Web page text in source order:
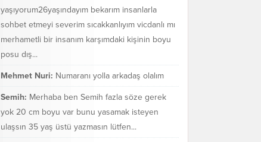
yaşıyorum26yaşındayım bekarım insanlarla
sohbet etmeyi severim sıcakkanlıyım vicdanlı mı
merhametli bir insanım karşımdaki kişinin boyu
posu dış...
Mehmet Nuri: Numaranı yolla arkadaş olalım
Semih: Merhaba ben Semih fazla söze gerek
yok 20 cm boyu var bunu yasamak isteyen
ulaşsın 35 yaş üstü yazmasın lütfen...